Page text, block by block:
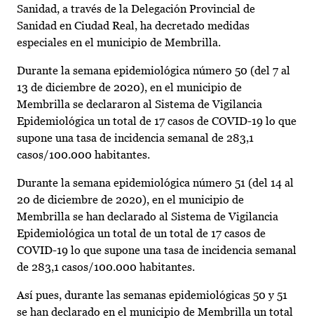
Sanidad, a través de la Delegación Provincial de
Sanidad en Ciudad Real, ha decretado medidas
especiales en el municipio de Membrilla.
Durante la semana epidemiológica número 50 (del 7 al
13 de diciembre de 2020), en el municipio de
Membrilla se declararon al Sistema de Vigilancia
Epidemiológica un total de 17 casos de COVID-19 lo que
supone una tasa de incidencia semanal de 283,1
casos/100.000 habitantes.
Durante la semana epidemiológica número 51 (del 14 al
20 de diciembre de 2020), en el municipio de
Membrilla se han declarado al Sistema de Vigilancia
Epidemiológica un total de un total de 17 casos de
COVID-19 lo que supone una tasa de incidencia semanal
de 283,1 casos/100.000 habitantes.
Así pues, durante las semanas epidemiológicas 50 y 51
se han declarado en el municipio de Membrilla un total